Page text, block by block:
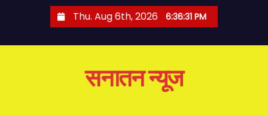
Thu. Aug 6th, 2026 6:36:31 PM
सनातन न्यूज